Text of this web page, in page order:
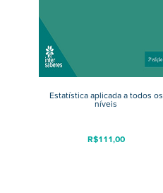
Estatística aplicada a todos os
níveis
R$111,00